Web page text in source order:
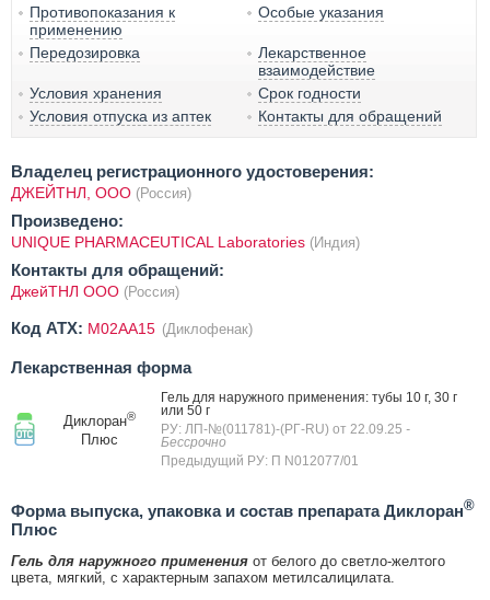
Противопоказания к
применению
Особые указания
Передозировка
Лекарственное
взаимодействие
Условия хранения
Срок годности
Условия отпуска из аптек
Контакты для обращений
Владелец регистрационного удостоверения:
ДЖЕЙТНЛ, ООО (Россия)
Произведено:
UNIQUE PHARMACEUTICAL Laboratories (Индия)
Контакты для обращений:
ДжейТНЛ ООО (Россия)
Код ATX: M02AA15 (Диклофенак)
Лекарственная форма
Диклоран®
Плюс
Гель для наружного применения: тубы 10 г, 30 г
или 50 г
РУ: ЛП-№(011781)-(РГ-RU) от 22.09.25 -
Бессрочно
Предыдущий РУ: П N012077/01
Форма выпуска, упаковка и состав препарата Диклоран®
Плюс
Гель для наружного применения от белого до светло-желтого
цвета, мягкий, с характерным запахом метилсалицилата.